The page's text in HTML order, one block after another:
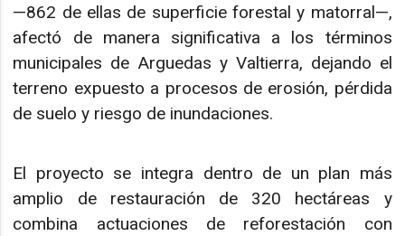
—862 de ellas de superficie forestal y matorral—,
afectó de manera significativa a los términos
municipales de Arguedas y Valtierra, dejando el
terreno expuesto a procesos de erosión, pérdida
de suelo y riesgo de inundaciones.
El proyecto se integra dentro de un plan más
amplio de restauración de 320 hectáreas y
combina actuaciones de reforestación con